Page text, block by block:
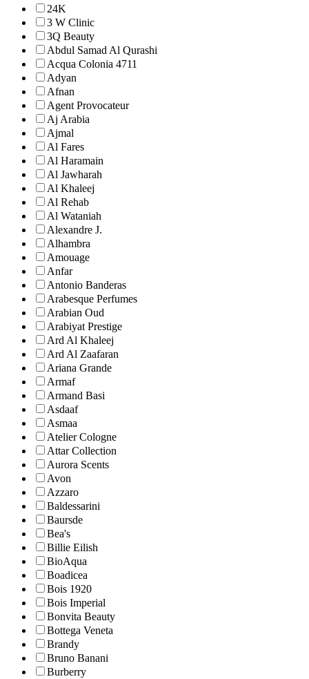
24K
3 W Clinic
3Q Beauty
Abdul Samad Al Qurashi
Acqua Colonia 4711
Adyan
Afnan
Agent Provocateur
Aj Arabia
Ajmal
Al Fares
Al Haramain
Al Jawharah
Al Khaleej
Al Rehab
Al Wataniah
Alexandre J.
Alhambra
Amouage
Anfar
Antonio Banderas
Arabesque Perfumes
Arabian Oud
Arabiyat Prestige
Ard Al Khaleej
Ard Al Zaafaran
Ariana Grande
Armaf
Armand Basi
Asdaaf
Asmaa
Atelier Cologne
Attar Collection
Aurora Scents
Avon
Azzaro
Baldessarini
Baursde
Bea's
Billie Eilish
BioAqua
Boadicea
Bois 1920
Bois Imperial
Bonvita Beauty
Bottega Veneta
Brandy
Bruno Banani
Burberry